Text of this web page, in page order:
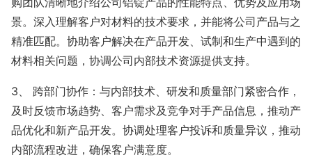
景。深入理解客户对材料的技术要求，并能将公司产品与之
精准匹配。协助客户解决在产品开发、试制和生产中遇到的
材料相关问题，协调公司内部技术资源提供支持。
3、 跨部门协作：与内部技术、研发和质量部门紧密合作，
及时反馈市场趋势、客户需求及竞争对手产品信息，推动产
品优化和新产品开发。协调处理客户投诉和质量异议，推动
内部流程改进，确保客户满意度。